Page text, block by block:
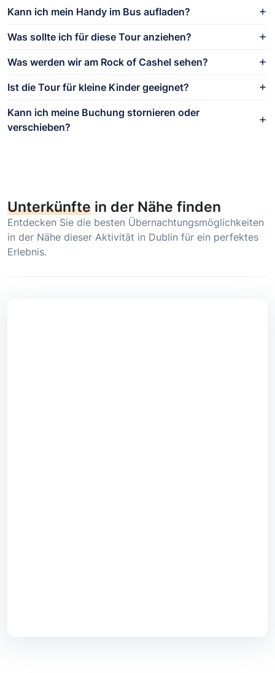
Kann ich mein Handy im Bus aufladen?
Was sollte ich für diese Tour anziehen?
Was werden wir am Rock of Cashel sehen?
Ist die Tour für kleine Kinder geeignet?
Kann ich meine Buchung stornieren oder
verschieben?
Unterkünfte in der Nähe finden
Entdecken Sie die besten Übernachtungsmöglichkeiten
in der Nähe dieser Aktivität in Dublin für ein perfektes
Erlebnis.